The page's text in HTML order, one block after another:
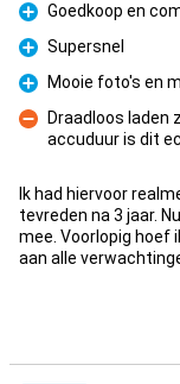
Pro
Goedkoop en
Pro
Supersnel
Pro
Mooie foto's en
Con
Draadloos laden
accuduur is dit
Ik had hiervoor
tevreden na 3 jaar.
mee. Voorlopig hoef
aan alle